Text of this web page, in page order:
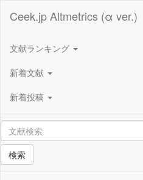
Ceek.jp Altmetrics (α ver.)
文献ランキング
新着文献
新着投稿
検索